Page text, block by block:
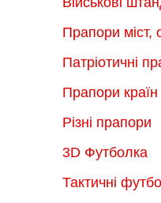
Прапори міст,
Патріотичні
Прапори країн
Різні прапори
3D Футболка
Тактичні